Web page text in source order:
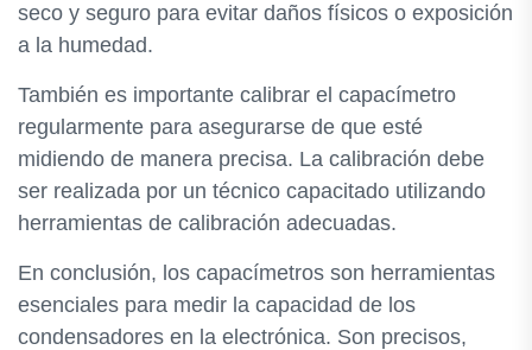
seco y seguro para evitar daños físicos o exposición
a la humedad.
También es importante calibrar el capacímetro
regularmente para asegurarse de que esté
midiendo de manera precisa. La calibración debe
ser realizada por un técnico capacitado utilizando
herramientas de calibración adecuadas.
En conclusión, los capacímetros son herramientas
esenciales para medir la capacidad de los
condensadores en la electrónica. Son precisos,